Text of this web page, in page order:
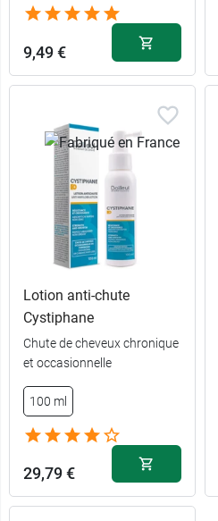
360
Après bébé
34,99 €
9,49 €
Lotion anti-chute
Cystiphane
Chute de cheveux chronique
et occasionnelle
100 ml
29,79 €